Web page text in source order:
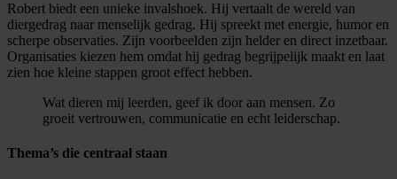
Robert biedt een unieke invalshoek. Hij vertaalt de wereld van
diergedrag naar menselijk gedrag. Hij spreekt met energie, humor en
scherpe observaties. Zijn voorbeelden zijn helder en direct inzetbaar.
Organisaties kiezen hem omdat hij gedrag begrijpelijk maakt en laat
zien hoe kleine stappen groot effect hebben.
Wat dieren mij leerden, geef ik door aan mensen. Zo
groeit vertrouwen, communicatie en echt leiderschap.
Thema’s die centraal staan